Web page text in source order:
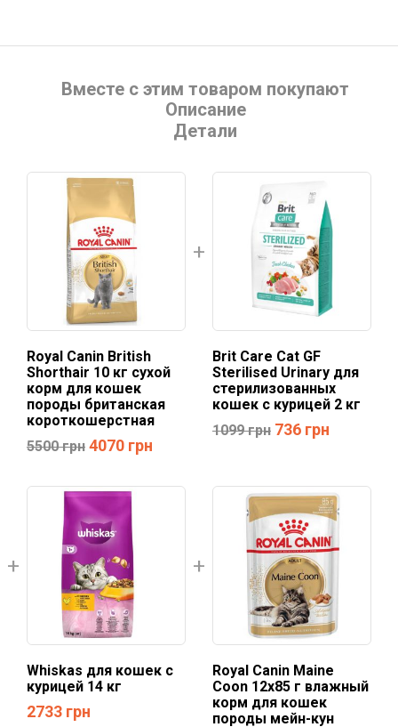
Вместе с этим товаром покупают
Описание
Детали
Royal Canin British
Shorthair 10 кг сухой
корм для кошек
породы британская
короткошерстная
5500грн 4070 грн
Brit Care Cat GF
Sterilised Urinary для
стерилизованных
кошек с курицей 2 кг
1099грн 736 грн
Whiskas для кошек с
курицей 14 кг
2733 грн
Royal Canin Maine
Coon 12х85 г влажный
корм для кошек
породы мейн-кун